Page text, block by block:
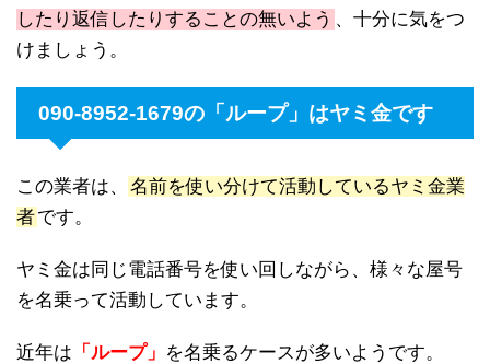
したり返信したりすることの無いよう 、十分に気をつ
けましょう。
090-8952-1679の「ループ」はヤミ金です
この業者は、
名前を使い分けて活動しているヤミ金業
者です。
ヤミ金は同じ電話番号を使い回しながら、様々な屋号
を名乗って活動しています。
近年は 「ループ」 を名乗るケースが多いようです。